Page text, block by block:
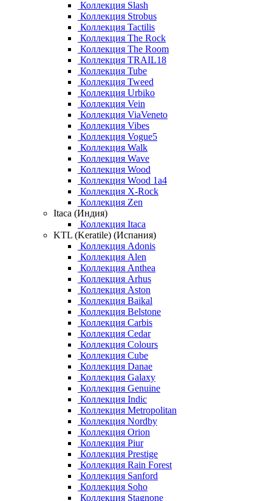
Коллекция Slash
Коллекция Strobus
Коллекция Tactilis
Коллекция The Rock
Коллекция The Room
Коллекция TRAIL18
Коллекция Tube
Коллекция Tweed
Коллекция Urbiko
Коллекция Vein
Коллекция ViaVeneto
Коллекция Vibes
Коллекция Vogue5
Коллекция Walk
Коллекция Wave
Коллекция Wood
Коллекция Wood 1a4
Коллекция X-Rock
Коллекция Zen
Itaca (Индия)
Коллекция Itaca
KTL (Keratile) (Испания)
Коллекция Adonis
Коллекция Alen
Коллекция Anthea
Коллекция Arhus
Коллекция Aston
Коллекция Baikal
Коллекция Belstone
Коллекция Carbis
Коллекция Cedar
Коллекция Colours
Коллекция Cube
Коллекция Danae
Коллекция Galaxy
Коллекция Genuine
Коллекция Indic
Коллекция Metropolitan
Коллекция Nordby
Коллекция Orion
Коллекция Piur
Коллекция Prestige
Коллекция Rain Forest
Коллекция Sanford
Коллекция Soho
Коллекция Stagnone